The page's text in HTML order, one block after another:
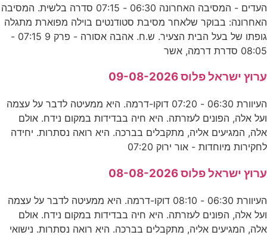
העדים - המסיבה האחרונה 06:30 - 07:15 סדרה בלשית. המסיבה
האחרונה: בבוקר שלאחר מסיבת סטודנטים בוילה מפוארת מתגלה
גופתו של בעל הבית הצעיר. ש.ח. אהבה אסורה - פרק 9 07:15 -
08:05 סדרת דרמה, אשר
ערוץ ישראל פלוס 09-08-2026
העיוורת 06:30 - 07:20 דוקו-דרמה. היא ממעיטה לדבר על עצמה
ועל אלה, הפונים לעזרתה. היא חיה בבדידות במקום נידח. אולם
אלה, המגיעים אליה, מתקבלים בברכה. היא רואה נסתרות. יחידה
לחקירות מיוחדות - אור ירוק 07:20
ערוץ ישראל פלוס 08-08-2026
העיוורת 06:30 - 08:10 דוקו-דרמה. היא ממעיטה לדבר על עצמה
ועל אלה, הפונים לעזרתה. היא חיה בבדידות במקום נידח. אולם
אלה, המגיעים אליה, מתקבלים בברכה. היא רואה נסתרות. נישואי